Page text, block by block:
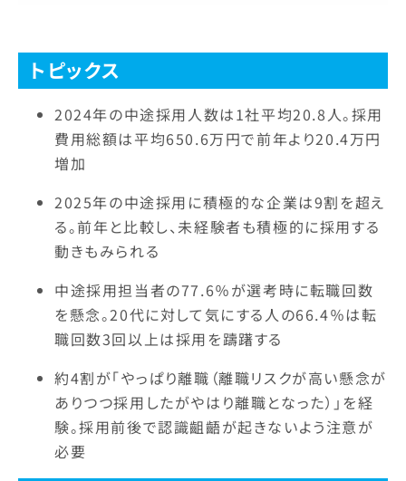
トピックス
2024年の中途採用人数は1社平均20.8人。採用
費用総額は平均650.6万円で前年より20.4万円
増加
2025年の中途採用に積極的な企業は9割を超え
る。前年と比較し、未経験者も積極的に採用する
動きもみられる
中途採用担当者の77.6％が選考時に転職回数
を懸念。20代に対して気にする人の66.4％は転
職回数3回以上は採用を躊躇する
約4割が「やっぱり離職（離職リスクが高い懸念が
ありつつ採用したがやはり離職となった）」を経
験。採用前後で認識齟齬が起きないよう注意が
必要